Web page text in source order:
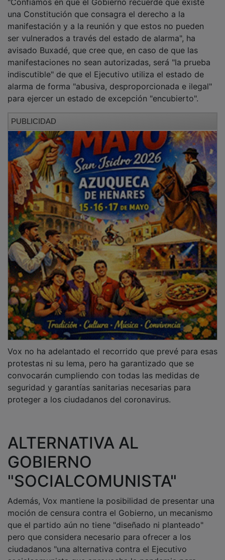
una Constitución que consagra el derecho a la
manifestación y a la reunión y que estos no pueden
ser vulnerados a través del estado de alarma", ha
avisado Buxadé, que cree que, en caso de que las
manifestaciones no sean autorizadas, será "la prueba
indiscutible" de que el Ejecutivo utiliza el estado de
alarma de forma "abusiva, desproporcionada e ilegal"
para ejercer un estado de excepción "encubierto".
protestas ni su lema, pero ha garantizado que se
convocarán cumpliendo con todas las medidas de
seguridad y garantías sanitarias necesarias para
proteger a los ciudadanos del coronavirus.
ALTERNATIVA AL
GOBIERNO
"SOCIALCOMUNISTA"
moción de censura contra el Gobierno, un mecanismo
que el partido aún no tiene "diseñado ni planteado"
pero que considera necesario para ofrecer a los
ciudadanos "una alternativa contra el Ejecutivo
socialcomunista que aprovecha la pandemia para